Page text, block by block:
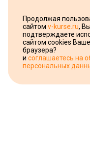
Продолжая
сайтом v-kurse.ru, Вы
подтверждаете
сайтом cookies
браузера?
и соглашаетесь на
персональных